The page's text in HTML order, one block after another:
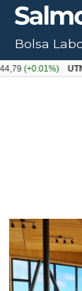
Bolsa
UTM: